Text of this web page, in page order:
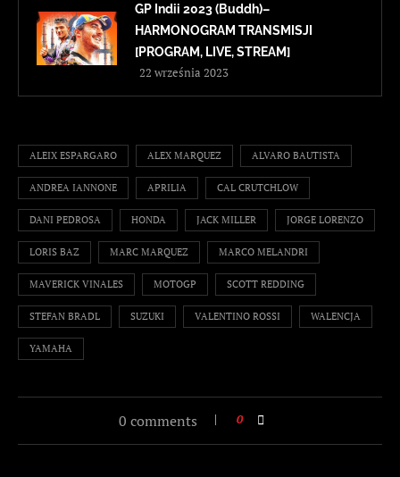
GP Indii 2023 (Buddh)–
HARMONOGRAM TRANSMISJI
[PROGRAM, LIVE, STREAM]
22 września 2023
ALEIX ESPARGARO ALEX MARQUEZ ALVARO BAUTISTA
ANDREA IANNONE APRILIA CAL CRUTCHLOW
DANI PEDROSA HONDA JACK MILLER JORGE LORENZO
LORIS BAZ MARC MARQUEZ MARCO MELANDRI
MAVERICK VINALES MOTOGP SCOTT REDDING
STEFAN BRADL SUZUKI VALENTINO ROSSI WALENCJA
YAMAHA
0 comments 0